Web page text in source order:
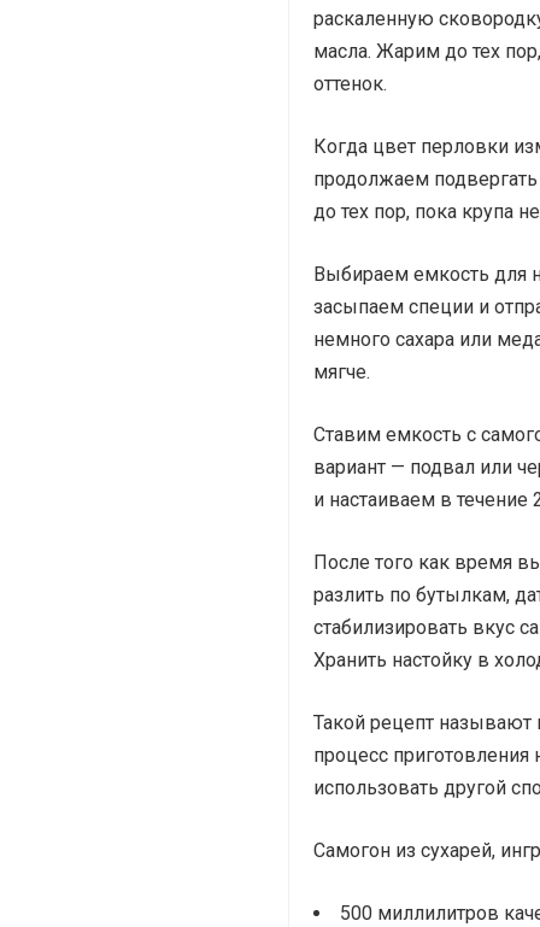
раскаленную
масла. Жарим до тех
оттенок.
Когда цвет перловки
продолжаем
до тех пор, пока крупа
Выбираем емкость для
засыпаем специи и
немного сахара или
мягче.
Ставим емкость с
вариант — подвал или
и настаиваем в течение
После того как время
разлить по бутылкам,
стабилизировать вкус
Хранить настойку в
Такой рецепт называют
процесс
использовать другой
Самогон из сухарей,
500 миллилитров